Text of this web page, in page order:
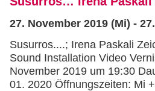
27. November 2019 (Mi) -
Susurros....; Irena Paskali
Sound Installation Video
November 2019 um 19:30
01. 2020 Öffnungszeiten: Mi